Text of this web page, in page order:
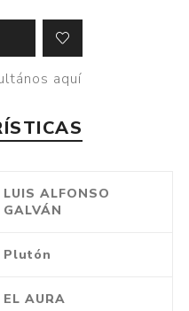
aquí
LUIS ALFONSO
GALVÁN
Plutón
EL AURA